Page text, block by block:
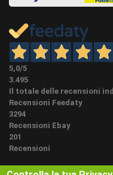
PEZZI SPECIALI
angoli,
l'evasione
possibile
accessori
accessori
CAMPIONI
Possibile
sul
DI QUESTO
effetto
5,0/5
3.495
Il totale delle recensioni
Recensioni Feedaty
3294
Recensioni Ebay
201
Recensioni